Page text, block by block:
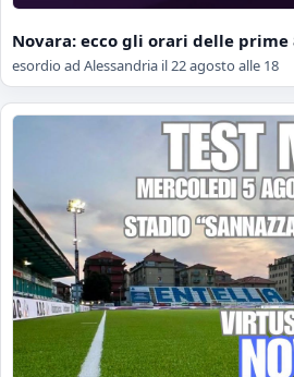
Novara: ecco gli orari delle
esordio ad Alessandria il 22 agosto alle 18